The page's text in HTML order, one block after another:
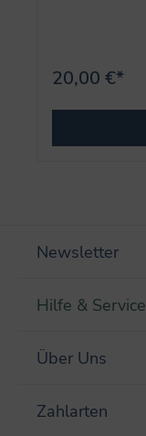
20,00 €*
Newsletter
Hilfe & Service
Über Uns
Zahlarten